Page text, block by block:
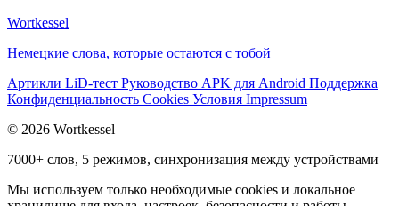
Wortkessel
Немецкие слова, которые остаются с тобой
Артикли LiD-тест Руководство APK для Android Поддержка
Конфиденциальность Cookies Условия Impressum
© 2026 Wortkessel
7000+ слов, 5 режимов, синхронизация между устройствами
Мы используем только необходимые cookies и локальное